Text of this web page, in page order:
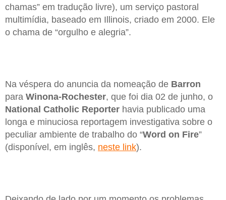
chamas” em tradução livre), um serviço pastoral
multimídia, baseado em Illinois, criado em 2000. Ele
o chama de “orgulho e alegria”.
Na véspera do anuncia da nomeação de Barron
para Winona-Rochester, que foi dia 02 de junho, o
National Catholic Reporter havia publicado uma
longa e minuciosa reportagem investigativa sobre o
peculiar ambiente de trabalho do “Word on Fire”
(disponível, em inglês, neste link).